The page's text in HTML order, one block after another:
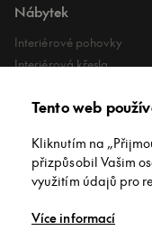
Nábytek
Interiérové pohovky
Interiérová křesla
Lehátka
Exteriérové pufy
O společnosti
Tento web
Kliknutím na
přizpůsobil Vašim
využitím údajů pro
Více informací